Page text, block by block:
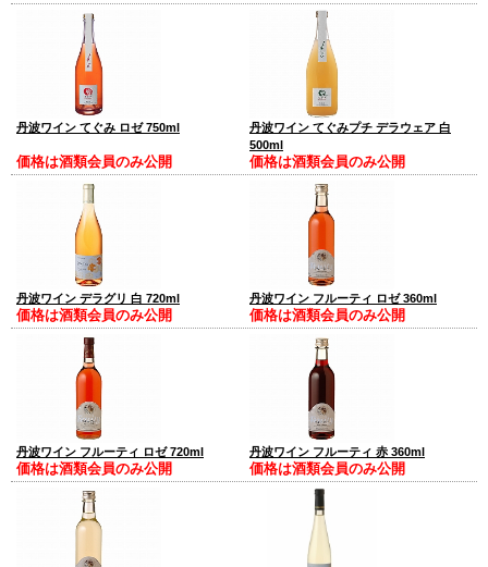
丹波ワイン てぐみ ロゼ 750ml
価格は酒類会員のみ公開
丹波ワイン てぐみプチ デラウェア 白
500ml
価格は酒類会員のみ公開
丹波ワイン デラグリ 白 720ml
価格は酒類会員のみ公開
丹波ワイン フルーティ ロゼ 360ml
価格は酒類会員のみ公開
丹波ワイン フルーティ ロゼ 720ml
価格は酒類会員のみ公開
丹波ワイン フルーティ 赤 360ml
価格は酒類会員のみ公開